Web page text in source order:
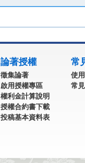
論著授權
徵集論著
啟用授權專區
權利金計算說明
授權合約書下載
投稿基本資料表
常
使
常